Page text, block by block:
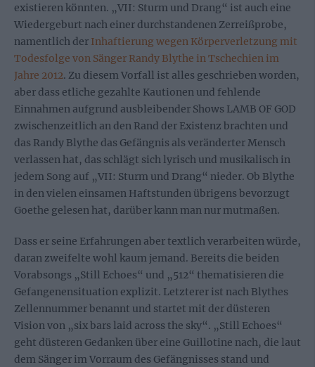
existieren könnten. „VII: Sturm und Drang“ ist auch eine
Wiedergeburt nach einer durchstandenen Zerreißprobe,
namentlich der Inhaftierung wegen Körperverletzung mit
Todesfolge von Sänger Randy Blythe in Tschechien im
Jahre 2012. Zu diesem Vorfall ist alles geschrieben worden,
aber dass etliche gezahlte Kautionen und fehlende
Einnahmen aufgrund ausbleibender Shows LAMB OF GOD
zwischenzeitlich an den Rand der Existenz brachten und
das Randy Blythe das Gefängnis als veränderter Mensch
verlassen hat, das schlägt sich lyrisch und musikalisch in
jedem Song auf „VII: Sturm und Drang“ nieder. Ob Blythe
in den vielen einsamen Haftstunden übrigens bevorzugt
Goethe gelesen hat, darüber kann man nur mutmaßen.
Dass er seine Erfahrungen aber textlich verarbeiten würde,
daran zweifelte wohl kaum jemand. Bereits die beiden
Vorabsongs „Still Echoes“ und „512“ thematisieren die
Gefangenensituation explizit. Letzterer ist nach Blythes
Zellennummer benannt und startet mit der düsteren
Vision von „six bars laid across the sky“. „Still Echoes“
geht düsteren Gedanken über eine Guillotine nach, die laut
dem Sänger im Vorraum des Gefängnisses stand und